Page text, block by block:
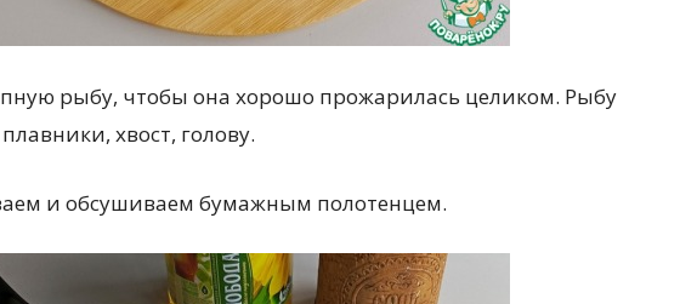
рыбу, чтобы она хорошо прожарилась целиком. Рыбу
хвост, голову.
и обсушиваем бумажным полотенцем.